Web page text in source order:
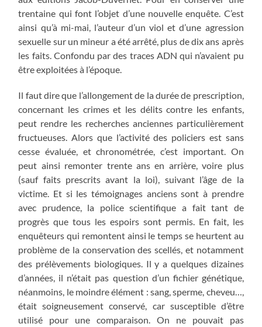
trentaine qui font l’objet d’une nouvelle enquête. C’est
ainsi qu’à mi-mai, l’auteur d’un viol et d’une agression
sexuelle sur un mineur a été arrêté, plus de dix ans après
les faits. Confondu par des traces ADN qui n’avaient pu
être exploitées à l’époque.
Il faut dire que l’allongement de la durée de prescription,
concernant les crimes et les délits contre les enfants,
peut rendre les recherches anciennes particulièrement
fructueuses. Alors que l’activité des policiers est sans
cesse évaluée, et chronométrée, c’est important. On
peut ainsi remonter trente ans en arrière, voire plus
(sauf faits prescrits avant la loi), suivant l’âge de la
victime. Et si les témoignages anciens sont à prendre
avec prudence, la police scientifique a fait tant de
progrès que tous les espoirs sont permis. En fait, les
enquêteurs qui remontent ainsi le temps se heurtent au
problème de la conservation des scellés, et notamment
des prélèvements biologiques. Il y a quelques dizaines
d’années, il n’était pas question d’un fichier génétique,
néanmoins, le moindre élément : sang, sperme, cheveu…,
était soigneusement conservé, car susceptible d’être
utilisé pour une comparaison. On ne pouvait pas